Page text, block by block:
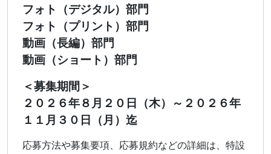
フォト（デジタル）部門
フォト（プリント）部門
動画（長編）部門
動画（ショート）部門
＜募集期間＞
２０２６年８月２０日（木）～２０２６年
１１月３０日（月）迄
応募方法や募集要項、応募規約などの詳細は、特設